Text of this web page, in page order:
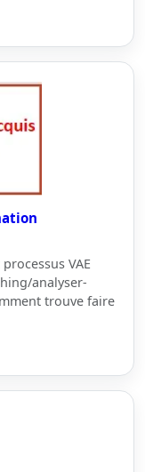
VAE
analyser-
trouve faire